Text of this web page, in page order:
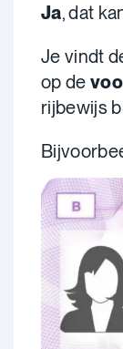
Ja, dat
Je vindt
op de
rijbewijs